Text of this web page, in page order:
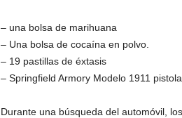
– una bolsa de marihuana
– Una bolsa de cocaína en polvo.
– 19 pastillas de éxtasis
– Springfield Armory Modelo 1911
Durante una búsqueda del automóvil,